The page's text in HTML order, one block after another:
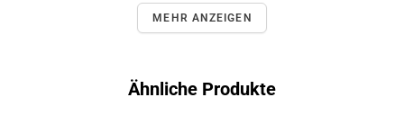
MEHR ANZEIGEN
Ähnliche Produkte